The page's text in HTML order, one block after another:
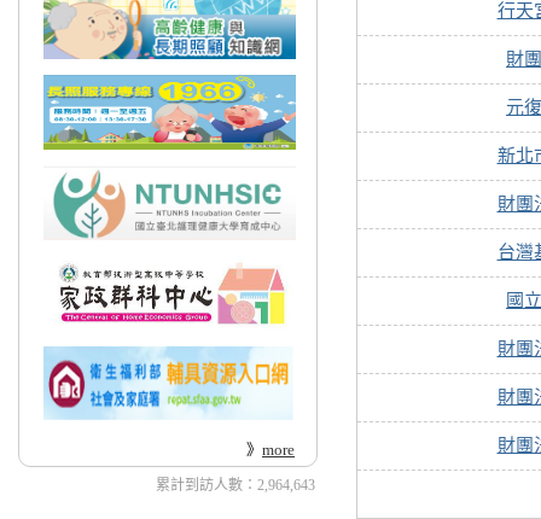
》 more
累計到訪人數：2,964,643
行天
財
元
新北
財團
台灣
國
財團
財團
財團